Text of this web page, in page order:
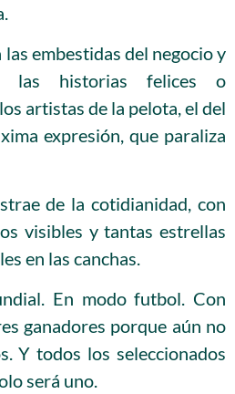
embestidas del negocio y
las historias felices o
artistas de la pelota, el del
expresión, que paraliza
de la cotidianidad, con
visibles y tantas estrellas
en las canchas.
En modo futbol. Con
ganadores porque aún no
Y todos los seleccionados
será uno.